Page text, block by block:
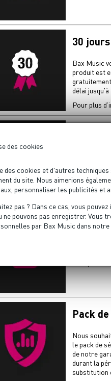
des cookies
des cookies et d'autres
du site. Nous aimerions
personnaliser les publicités et
pas ? Dans ce cas, vous
ne pouvons pas enregistrer.
par Bax Music dans notre
30
Bax Music
produit est
délai
Pour plus
Selon la
sur ses
! Avec le
Pour plus
310
Les 310
conseiller.
avec
Pack
Nous
le pack de
de notre
durant la
substitution